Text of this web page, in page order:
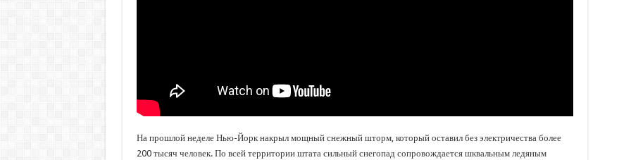
На прошлой неделе Нью-Йорк накрыл мощный снежный шторм, который оставил без электричества более
200 тысяч человек. По всей территории штата сильный снегопад сопровождается шквальным ледяным